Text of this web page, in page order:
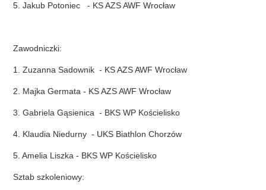
5. Jakub Potoniec - KS AZS AWF Wrocław
Zawodniczki:
1. Zuzanna Sadownik - KS AZS AWF Wrocław
2. Majka Germata - KS AZS AWF Wrocław
3. Gabriela Gąsienica - BKS WP Kościelisko
4. Klaudia Niedurny - UKS Biathlon Chorzów
5. Amelia Liszka - BKS WP Kościelisko
Sztab szkoleniowy: